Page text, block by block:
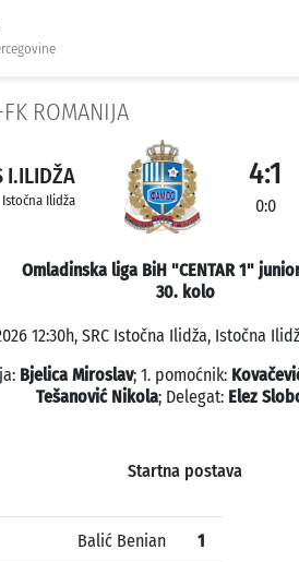
ROMANIJA
I.ILIDŽA
Istočna Ilidža
4:1
0:0
Omladinska liga BiH "CENTAR 1"
30. kolo
12:30h, SRC Istočna Ilidža, Istočna
Bjelica Miroslav; 1. pomoćnik:
Tešanović Nikola; Delegat: Elez
Startna postava
Balić Benian 1